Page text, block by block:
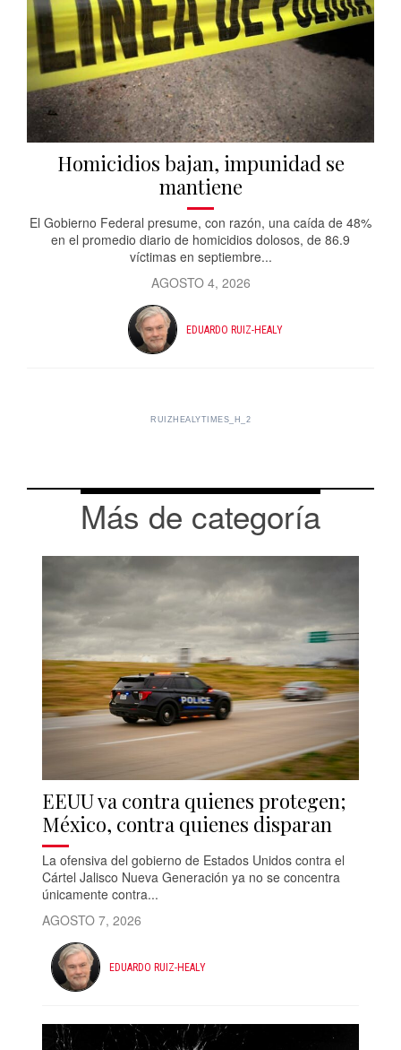
Homicidios bajan, impunidad se
mantiene
El Gobierno Federal presume, con razón, una caída de 48%
en el promedio diario de homicidios dolosos, de 86.9
víctimas en septiembre...
AGOSTO 4, 2026
EDUARDO RUIZ-HEALY
RUIZHEALYTIMES_H_2
Más de categoría
EEUU va contra quienes protegen;
México, contra quienes disparan
La ofensiva del gobierno de Estados Unidos contra el
Cártel Jalisco Nueva Generación ya no se concentra
únicamente contra...
AGOSTO 7, 2026
EDUARDO RUIZ-HEALY